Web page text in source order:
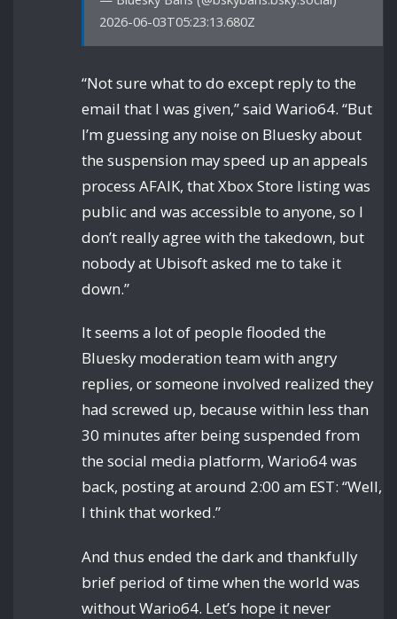
2026-06-03T05:23:13.680Z
“Not sure what to do except reply to the
email that I was given,” said Wario64. “But
I’m guessing any noise on Bluesky about
the suspension may speed up an appeals
process AFAIK, that Xbox Store listing was
public and was accessible to anyone, so I
don’t really agree with the takedown, but
nobody at Ubisoft asked me to take it
down.”
It seems a lot of people flooded the
Bluesky moderation team with angry
replies, or someone involved realized they
had screwed up, because within less than
30 minutes after being suspended from
the social media platform, Wario64 was
back, posting at around 2:00 am EST: “Well,
I think that worked.”
And thus ended the dark and thankfully
brief period of time when the world was
without Wario64. Let’s hope it never